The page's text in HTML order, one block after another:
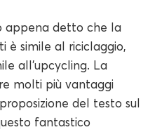
appena detto che la
è simile al riciclaggio,
all'upcycling. La
molti più vantaggi
del testo sul
fantastico